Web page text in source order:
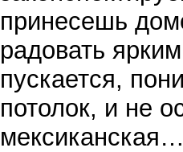
принесешь
радовать
пускается,
потолок, и не